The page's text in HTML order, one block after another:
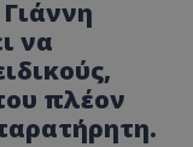
να
πλέον